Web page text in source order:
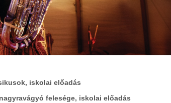
iskolai előadás
felesége, iskolai előadás